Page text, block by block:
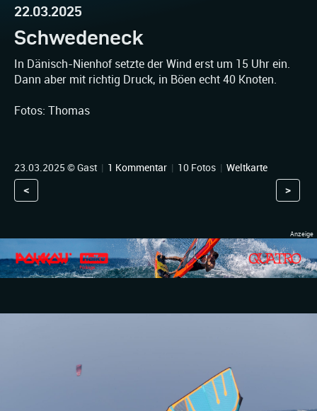
22.03.2025
Schwedeneck
In Dänisch-Nienhof setzte der Wind erst um 15 Uhr ein.
Dann aber mit richtig Druck, in Böen echt 40 Knoten.
Fotos: Thomas
23.03.2025 © Gast | 1 Kommentar | 10 Fotos | Weltkarte
< >